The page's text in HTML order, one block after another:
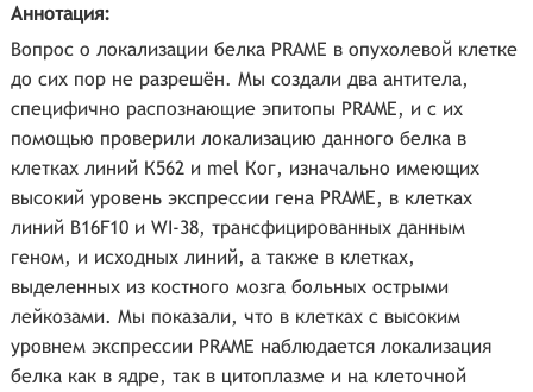
Аннотация:
Вопрос о локализации белка PRAME в опухолевой клетке
до сих пор не разрешён. Мы создали два антитела,
специфично распознающие эпитопы PRAME, и с их
помощью проверили локализацию данного белка в
клетках линий К562 и mel Ког, изначально имеющих
высокий уровень экспрессии гена PRAME, в клетках
линий B16F10 и WI-38, трансфицированных данным
геном, и исходных линий, а также в клетках,
выделенных из костного мозга больных острыми
лейкозами. Мы показали, что в клетках с высоким
уровнем экспрессии PRAME наблюдается локализация
белка как в ядре, так в цитоплазме и на клеточной